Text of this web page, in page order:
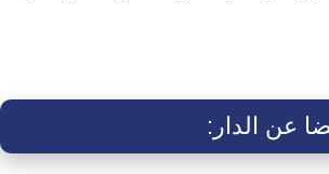
عن الدار: